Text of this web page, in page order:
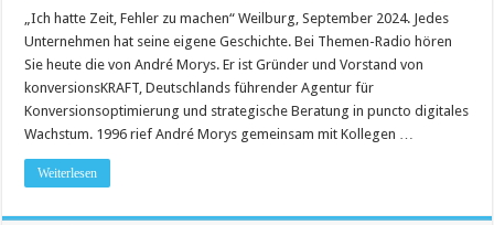
„Ich hatte Zeit, Fehler zu machen“ Weilburg, September 2024. Jedes
Unternehmen hat seine eigene Geschichte. Bei Themen-Radio hören
Sie heute die von André Morys. Er ist Gründer und Vorstand von
konversionsKRAFT, Deutschlands führender Agentur für
Konversionsoptimierung und strategische Beratung in puncto digitales
Wachstum. 1996 rief André Morys gemeinsam mit Kollegen …
Weiterlesen